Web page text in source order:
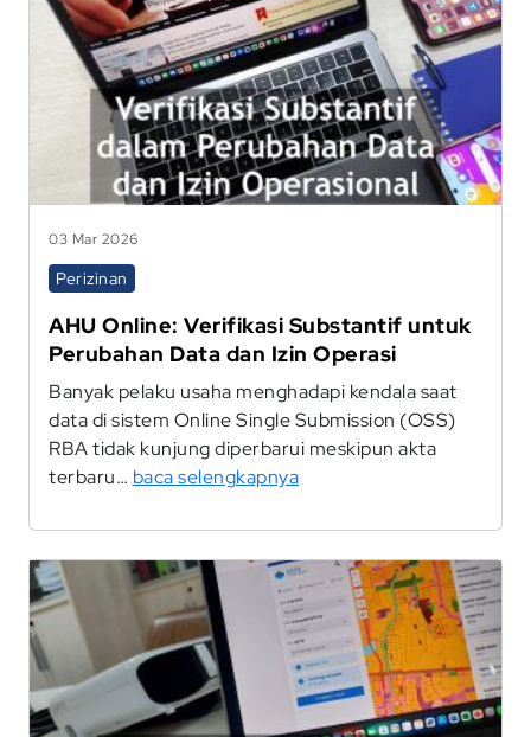
03 Mar 2026
Perizinan
AHU Online: Verifikasi Substantif untuk
Perubahan Data dan Izin Operasi
Banyak pelaku usaha menghadapi kendala saat
data di sistem Online Single Submission (OSS)
RBA tidak kunjung diperbarui meskipun akta
terbaru… baca selengkapnya